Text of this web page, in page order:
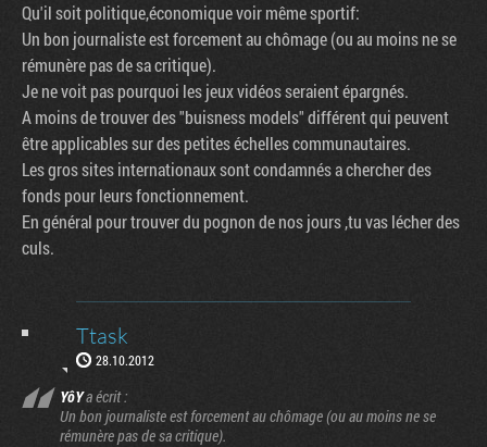
Qu'il soit politique,économique voir même sportif:
Un bon journaliste est forcement au chômage (ou au moins ne se
rémunère pas de sa critique).
Je ne voit pas pourquoi les jeux vidéos seraient épargnés.
A moins de trouver des "buisness models" différent qui peuvent
être applicables sur des petites échelles communautaires.
Les gros sites internationaux sont condamnés a chercher des
fonds pour leurs fonctionnement.
En général pour trouver du pognon de nos jours ,tu vas lécher des
culs.
Ttask
28.10.2012
YôYa écrit :
Un bon journaliste est forcement au chômage (ou au moins ne se
rémunère pas de sa critique).